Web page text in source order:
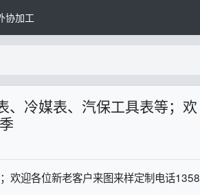
协加工
、冷媒表、汽保工具表等；欢
欢迎各位新老客户来图来样定制电话1358